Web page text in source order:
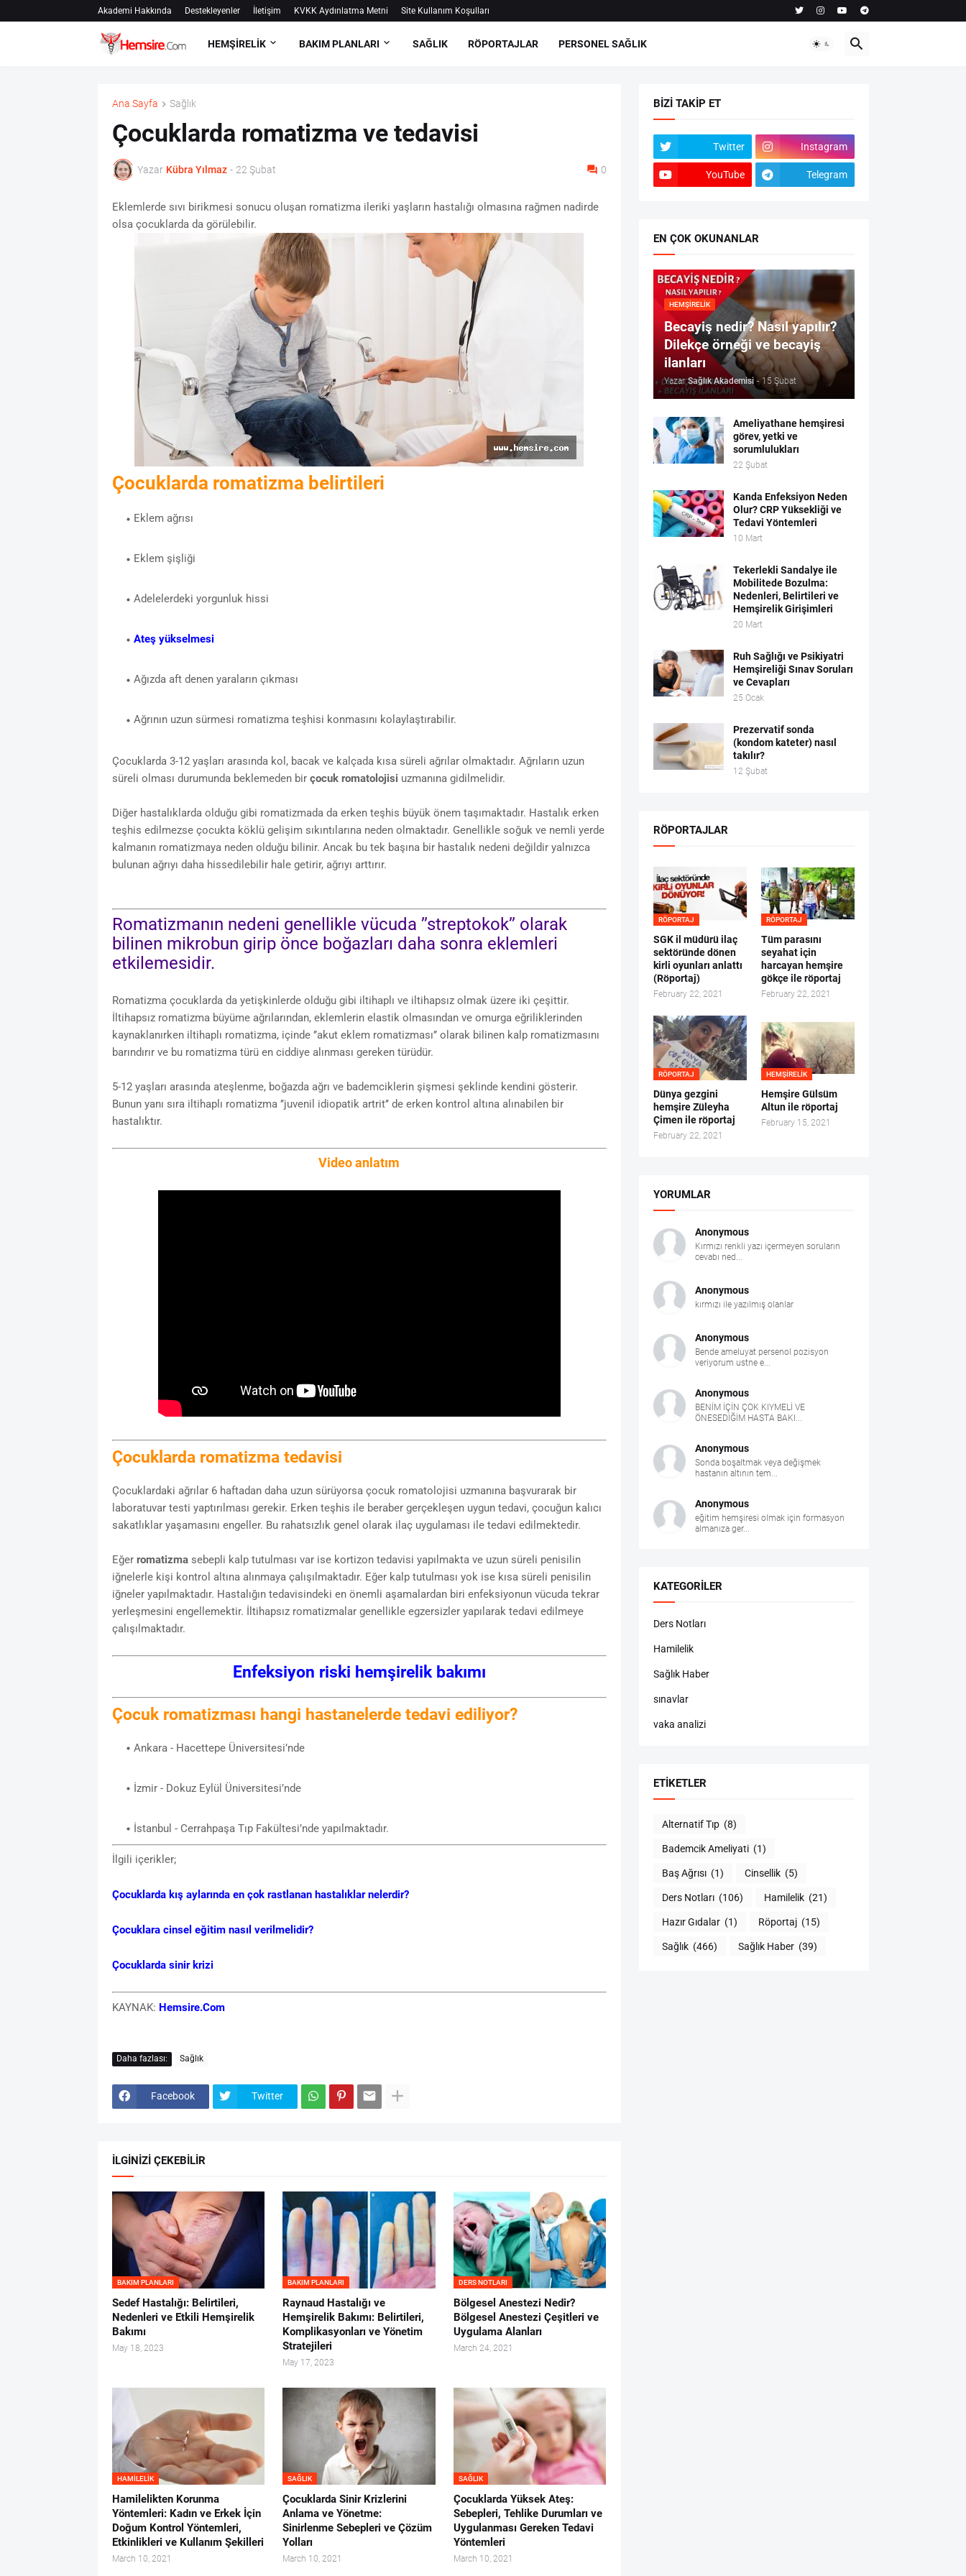
Akademi Hakkında Destekleyenler İletişim KVKK Aydınlatma Metni Site Kullanım Koşulları
HEMŞİRELİK BAKIM PLANLARI SAĞLIK RÖPORTAJLAR PERSONEL SAĞLIK
Ana Sayfa Sağlık
Çocuklarda romatizma ve tedavisi
Yazar Kübra Yılmaz - 22 Şubat 0
Eklemlerde sıvı birikmesi sonucu oluşan romatizma ileriki yaşların hastalığı olmasına rağmen nadirde
olsa çocuklarda da görülebilir.
Çocuklarda romatizma belirtileri
Eklem ağrısı
Eklem şişliği
Adelelerdeki yorgunluk hissi
Ateş yükselmesi
Ağızda aft denen yaraların çıkması
Ağrının uzun sürmesi romatizma teşhisi konmasını kolaylaştırabilir.
Çocuklarda 3-12 yaşları arasında kol, bacak ve kalçada kısa süreli ağrılar olmaktadır. Ağrıların uzun
süreli olması durumunda beklemeden bir çocuk romatolojisi uzmanına gidilmelidir.
Diğer hastalıklarda olduğu gibi romatizmada da erken teşhis büyük önem taşımaktadır. Hastalık erken
teşhis edilmezse çocukta köklü gelişim sıkıntılarına neden olmaktadır. Genellikle soğuk ve nemli yerde
kalmanın romatizmaya neden olduğu bilinir. Ancak bu tek başına bir hastalık nedeni değildir yalnızca
bulunan ağrıyı daha hissedilebilir hale getirir, ağrıyı arttırır.
Romatizmanın nedeni genellikle vücuda ’’streptokok’’ olarak
bilinen mikrobun girip önce boğazları daha sonra eklemleri
etkilemesidir.
Romatizma çocuklarda da yetişkinlerde olduğu gibi iltihaplı ve iltihapsız olmak üzere iki çeşittir.
İltihapsız romatizma büyüme ağrılarından, eklemlerin elastik olmasından ve omurga eğriliklerinden
kaynaklanırken iltihaplı romatizma, içinde ’’akut eklem romatizması’’ olarak bilinen kalp romatizmasını
barındırır ve bu romatizma türü en ciddiye alınması gereken türüdür.
5-12 yaşları arasında ateşlenme, boğazda ağrı ve bademciklerin şişmesi şeklinde kendini gösterir.
Bunun yanı sıra iltihaplı romatizma ’’juvenil idiopatik artrit’’ de erken kontrol altına alınabilen bir
hastalıktır.
Video anlatım
Çocuklarda romatizma tedavisi
Çocuklardaki ağrılar 6 haftadan daha uzun sürüyorsa çocuk romatolojisi uzmanına başvurarak bir
laboratuvar testi yaptırılması gerekir. Erken teşhis ile beraber gerçekleşen uygun tedavi, çocuğun kalıcı
sakatlıklar yaşamasını engeller. Bu rahatsızlık genel olarak ilaç uygulaması ile tedavi edilmektedir.
Eğer romatizmasebepli kalp tutulması var ise kortizon tedavisi yapılmakta ve uzun süreli penisilin
iğnelerle kişi kontrol altına alınmaya çalışılmaktadır. Eğer kalp tutulması yok ise kısa süreli penisilin
iğneler yapılmaktadır. Hastalığın tedavisindeki en önemli aşamalardan biri enfeksiyonun vücuda tekrar
yerleşmesini engellemektir. İltihapsız romatizmalar genellikle egzersizler yapılarak tedavi edilmeye
çalışılmaktadır.
Enfeksiyon riski hemşirelik bakımı
Çocuk romatizması hangi hastanelerde tedavi ediliyor?
Ankara - Hacettepe Üniversitesi’nde
İzmir - Dokuz Eylül Üniversitesi’nde
İstanbul - Cerrahpaşa Tıp Fakültesi’nde yapılmaktadır.
İlgili içerikler;
Çocuklarda kış aylarında en çok rastlanan hastalıklar nelerdir?
Çocuklara cinsel eğitim nasıl verilmelidir?
Çocuklarda sinir krizi
KAYNAK: Hemsire.Com
Daha fazlası: Sağlık
Facebook Twitter
İLGİNİZİ ÇEKEBİLİR
BAKIM PLANLARI
Sedef Hastalığı: Belirtileri,
Nedenleri ve Etkili Hemşirelik
Bakımı
May 18, 2023
BAKIM PLANLARI
Raynaud Hastalığı ve
Hemşirelik Bakımı: Belirtileri,
Komplikasyonları ve Yönetim
Stratejileri
May 17, 2023
DERS NOTLARI
Bölgesel Anestezi Nedir?
Bölgesel Anestezi Çeşitleri ve
Uygulama Alanları
March 24, 2021
HAMILELIK
Hamilelikten Korunma
Yöntemleri: Kadın ve Erkek İçin
Doğum Kontrol Yöntemleri,
Etkinlikleri ve Kullanım Şekilleri
March 10, 2021
SAĞLIK
Çocuklarda Sinir Krizlerini
Anlama ve Yönetme:
Sinirlenme Sebepleri ve Çözüm
Yolları
March 10, 2021
SAĞLIK
Çocuklarda Yüksek Ateş:
Sebepleri, Tehlike Durumları ve
Uygulanması Gereken Tedavi
Yöntemleri
March 10, 2021
BIZI TAKIP ET
Twitter Instagram
YouTube Telegram
EN ÇOK OKUNANLAR
HEMŞIRELIK
Becayiş nedir? Nasıl yapılır?
Dilekçe örneği ve becayiş
ilanları
Yazar Sağlık Akademisi - 15 Şubat
Ameliyathane hemşiresi
görev, yetki ve
sorumlulukları
22 Şubat
Kanda Enfeksiyon Neden
Olur? CRP Yüksekliği ve
Tedavi Yöntemleri
10 Mart
Tekerlekli Sandalye ile
Mobilitede Bozulma:
Nedenleri, Belirtileri ve
Hemşirelik Girişimleri
20 Mart
Ruh Sağlığı ve Psikiyatri
Hemşireliği Sınav Soruları
ve Cevapları
25 Ocak
Prezervatif sonda
(kondom kateter) nasıl
takılır?
12 Şubat
RÖPORTAJLAR
RÖPORTAJ
SGK il müdürü ilaç
sektöründe dönen
kirli oyunları anlattı
(Röportaj)
February 22, 2021
RÖPORTAJ
Tüm parasını
seyahat için
harcayan hemşire
gökçe ile röportaj
February 22, 2021
RÖPORTAJ
Dünya gezgini
hemşire Züleyha
Çimen ile röportaj
February 22, 2021
HEMŞIRELIK
Hemşire Gülsüm
Altun ile röportaj
February 15, 2021
YORUMLAR
Anonymous
Kırmızı renkli yazı içermeyen soruların
cevabı ned...
Anonymous
kırmızı ile yazılmış olanlar
Anonymous
Bende ameluyat persenol pozisyon
veriyorum ustne e...
Anonymous
BENİM İÇİN ÇOK KIYMELİ VE
ÖNESEDİĞİM HASTA BAKI...
Anonymous
Sonda boşaltmak veya değişmek
hastanın altının tem...
Anonymous
eğitim hemşiresi olmak için formasyon
almanıza ger...
KATEGORILER
Ders Notları
Hamilelik
Sağlık Haber
sınavlar
vaka analizi
ETIKETLER
Alternatif Tıp (8)
Bademcik Ameliyati (1)
Baş Ağrısı (1) Cinsellik (5)
Ders Notları (106) Hamilelik (21)
Hazır Gıdalar (1) Röportaj (15)
Sağlık (466) Sağlık Haber (39)